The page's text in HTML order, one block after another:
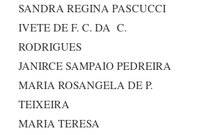
SANDRA REGINA PASCUCCI
IVETE DE F. C. DA C.
RODRIGUES
JANIRCE SAMPAIO PEDREIRA
MARIA ROSANGELA DE P.
TEIXEIRA
MARIA TERESA